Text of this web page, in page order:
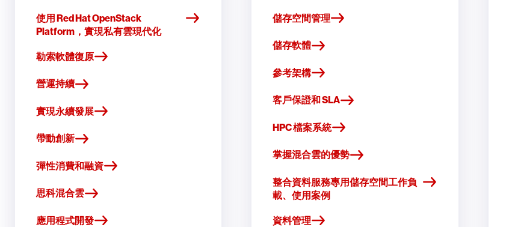
使用 Red Hat OpenStack
Platform，實現私有雲現代化
勒索軟體復原
營運持續
實現永續發展
帶動創新
彈性消費和融資
思科混合雲
應用程式開發
儲存空間管理
儲存軟體
參考架構
客戶保證和 SLA
HPC 檔案系統
掌握混合雲的優勢
整合資料服務專用儲存空間工作負
載、使用案例
資料管理